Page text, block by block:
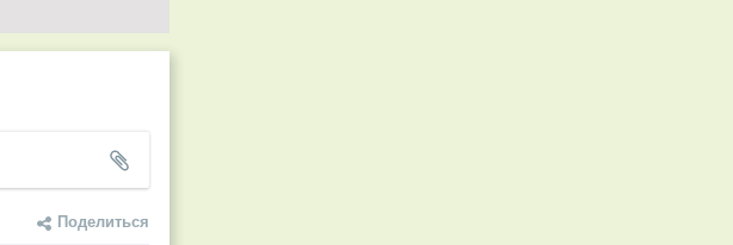
Поделиться